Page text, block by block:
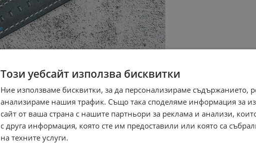
Този уебсайт използва бисквитки
Ние използваме бисквитки, за да персонализираме съдържанието,
анализираме нашия трафик. Също така споделяме информация за
сайт от ваша страна с нашите партньори за реклама и анализи,
с друга информация, която сте им предоставили или която са
на техните услуги.